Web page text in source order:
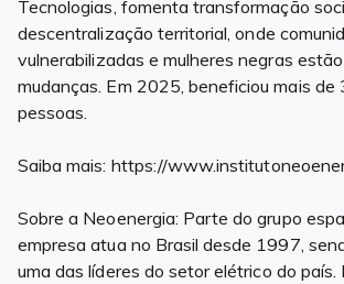
Tecnologias, fomenta transformação
descentralização territorial, onde
vulnerabilizadas e mulheres negras
mudanças. Em 2025, beneficiou mais de
pessoas.
Saiba mais: https://
Sobre a Neoenergia: Parte do grupo
empresa atua no Brasil desde 1997,
uma das líderes do setor elétrico do